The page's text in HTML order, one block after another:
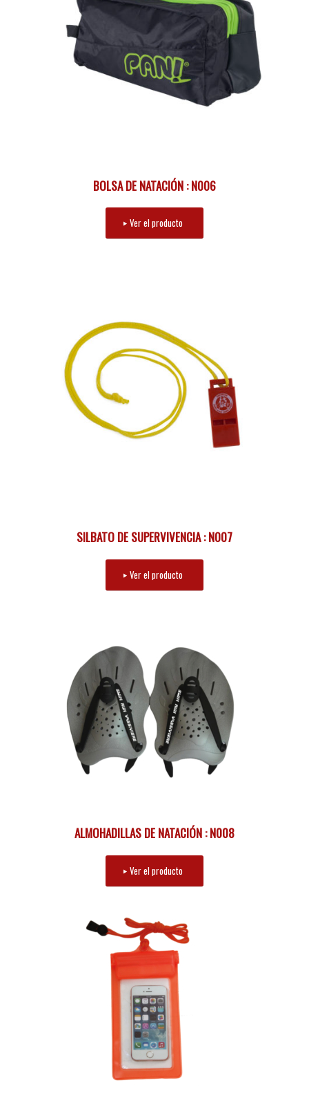
BOLSA DE NATACIÓN : N006
Ver el producto
SILBATO DE SUPERVIVENCIA : N007
Ver el producto
ALMOHADILLAS DE NATACIÓN : N008
Ver el producto